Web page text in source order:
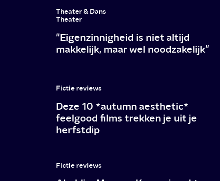
Theater & Dans
Theater
"Eigenzinnigheid is niet altijd
makkelijk, maar wel noodzakelijk"
Fictie reviews
Deze 10 *autumn aesthetic*
feelgood films trekken je uit je
herfstdip
Fictie reviews